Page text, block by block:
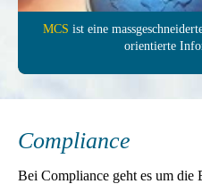
MCS ist eine
orientierte
Compliance
Bei Compliance geht es um die